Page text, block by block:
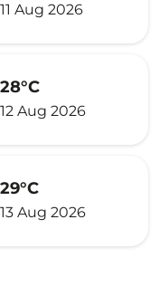
11 Aug 2026
28°C
12 Aug 2026
29°C
13 Aug 2026